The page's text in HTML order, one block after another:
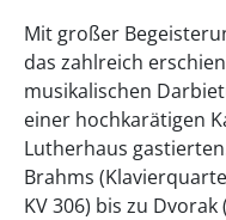
Mit großer
das zahlreich
musikalischen
einer hochkarätigen
Lutherhaus
Brahms
KV 306) bis zu